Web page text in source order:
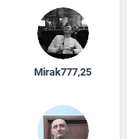
Mirak777,25